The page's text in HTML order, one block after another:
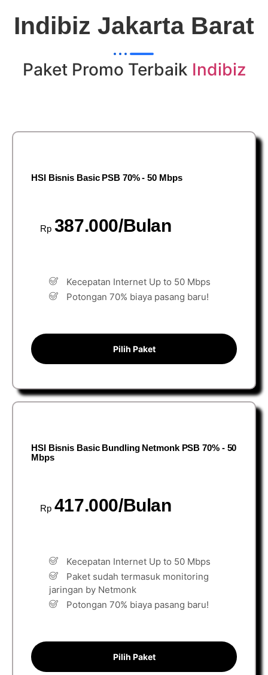
Indibiz Jakarta Barat
Paket Promo Terbaik Indibiz
HSI Bisnis Basic PSB 70% - 50 Mbps
Rp 387.000/Bulan
Kecepatan Internet Up to 50 Mbps
Potongan 70% biaya pasang baru!
Pilih Paket
HSI Bisnis Basic Bundling Netmonk PSB 70% - 50
Mbps
Rp 417.000/Bulan
Kecepatan Internet Up to 50 Mbps
Paket sudah termasuk monitoring
jaringan by Netmonk
Potongan 70% biaya pasang baru!
Pilih Paket